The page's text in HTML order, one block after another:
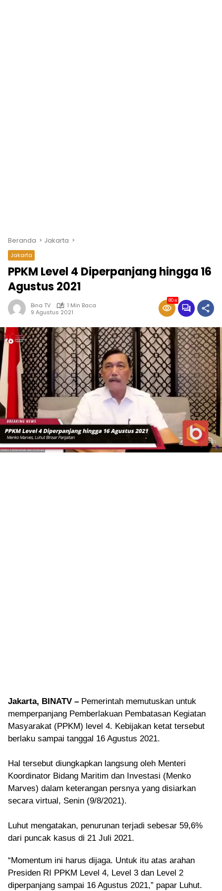
Beranda Jakarta
Jakarta
PPKM Level 4 Diperpanjang hingga 16
Agustus 2021
Bina TV
1 Min Baca
9 Agustus 2021
804
Jakarta, BINATV – Pemerintah memutuskan untuk
memperpanjang Pemberlakuan Pembatasan Kegiatan
Masyarakat (PPKM) level 4. Kebijakan ketat tersebut
berlaku sampai tanggal 16 Agustus 2021.
Hal tersebut diungkapkan langsung oleh Menteri
Koordinator Bidang Maritim dan Investasi (Menko
Marves) dalam keterangan persnya yang disiarkan
secara virtual, Senin (9/8/2021).
Luhut mengatakan, penurunan terjadi sebesar 59,6%
dari puncak kasus di 21 Juli 2021.
“Momentum ini harus dijaga. Untuk itu atas arahan
Presiden RI PPKM Level 4, Level 3 dan Level 2
diperpanjang sampai 16 Agustus 2021,” papar Luhut.